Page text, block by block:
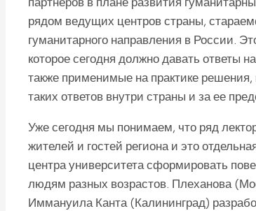
рядом ведущих центров страны,
гуманитарного направления в России.
которое сегодня должно давать
также применимые на практике
таких ответов внутри страны и за ее
Уже сегодня мы понимаем, что ряд
жителей и гостей региона и это
центра университета сформировать
людям разных возрастов. Плеханова
Иммануила Канта (Калининград)